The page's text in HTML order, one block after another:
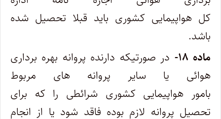
کل هواپیمایی کشوری باید قبلا تحصیل شده
باشد.
ماده ۱۸-
در صورتیکه دارنده پروانه بهره‌ برداری
هوائی یا سایر پروانه ‌های مربوط
بامور هواپیمایی کشوری شرائطی را که برای
تحصیل پروانه‌ لازم بوده فاقد شود یا از انجام